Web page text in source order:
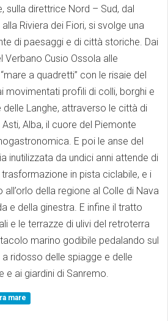
sulla direttrice Nord – Sud, dal
Riviera dei Fiori, si svolge una
di paesaggi e di città storiche. Dai
Verbano Cusio Ossola alle
a quadretti” con le risaie del
movimentati profili di colli, borghi e
Langhe, attraverso le città di
Alba, il cuore del Piemonte
E poi le anse del
inutilizzata da undici anni attende di
in pista ciclabile, e i
all’orlo della regione al Colle di Nava
e della ginestra. E infine il tratto
e le terrazze di ulivi del retroterra
marino godibile pedalando sul
ridosso delle spiagge e delle
ai giardini di Sanremo.
mare